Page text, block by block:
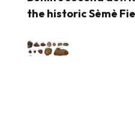
the historic Sèmè